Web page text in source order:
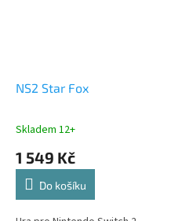
NS2 Star Fox
Skladem 12+
1 549 Kč
Do košíku